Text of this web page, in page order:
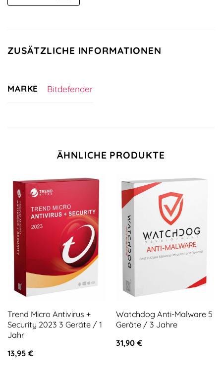
ZUSÄTZLICHE INFORMATIONEN
MARKE Bitdefender
ÄHNLICHE PRODUKTE
Trend Micro Antivirus +
Security 2023 3 Geräte / 1
Jahr
13,95 €
Watchdog Anti-Malware 5
Geräte / 3 Jahre
31,90 €